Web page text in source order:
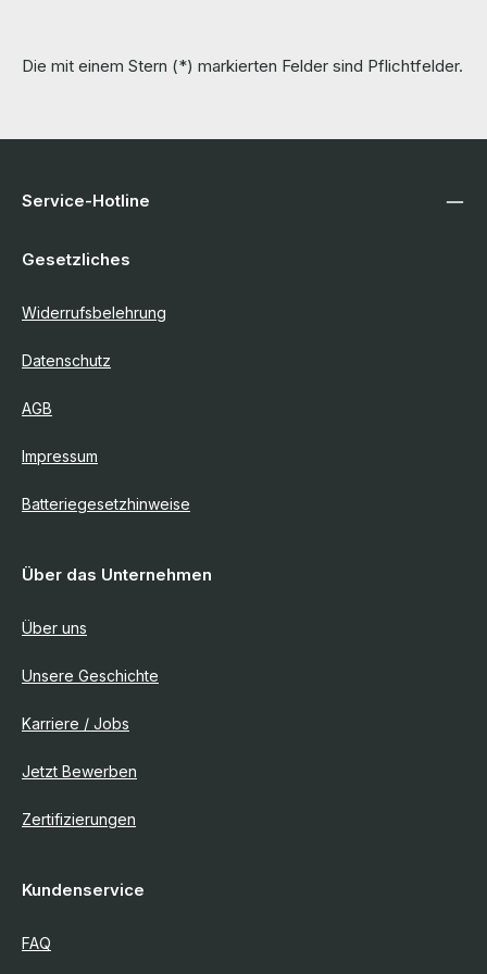
Die mit einem Stern (*) markierten Felder sind Pflichtfelder.
Service-Hotline
Gesetzliches
Widerrufsbelehrung
Datenschutz
AGB
Impressum
Batteriegesetzhinweise
Über das Unternehmen
Über uns
Unsere Geschichte
Karriere / Jobs
Jetzt Bewerben
Zertifizierungen
Kundenservice
FAQ